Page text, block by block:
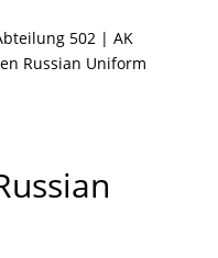
502| AK
Russian Uniform